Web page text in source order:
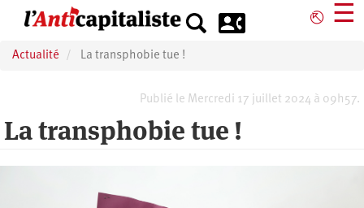
principal
⎋ ☰
Actualité La transphobie tue !
Publié le Mercredi 17 juillet 2024 à 09h57.
La transphobie tue !